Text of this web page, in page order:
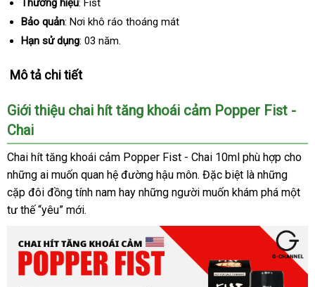
Thương hiệu: Fist
Bảo quản: Nơi khô ráo thoáng mát
Hạn sử dụng: 03 năm.
Mô tả chi tiết
Giới thiệu chai hít tăng khoái cảm Popper Fist -
Chai
Chai hít tăng khoái cảm Popper Fist - Chai 10ml phù hợp cho
những ai muốn quan hệ đường hậu môn. Đặc biệt là những
cặp đôi đồng tính nam hay những người muốn khám phá một
tư thế “yêu” mới.